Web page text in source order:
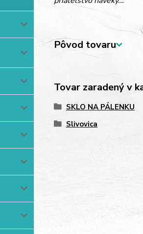
Pôvod tovaru
Tovar zaradený v
SKLO NA PÁLENKU
Slivovica